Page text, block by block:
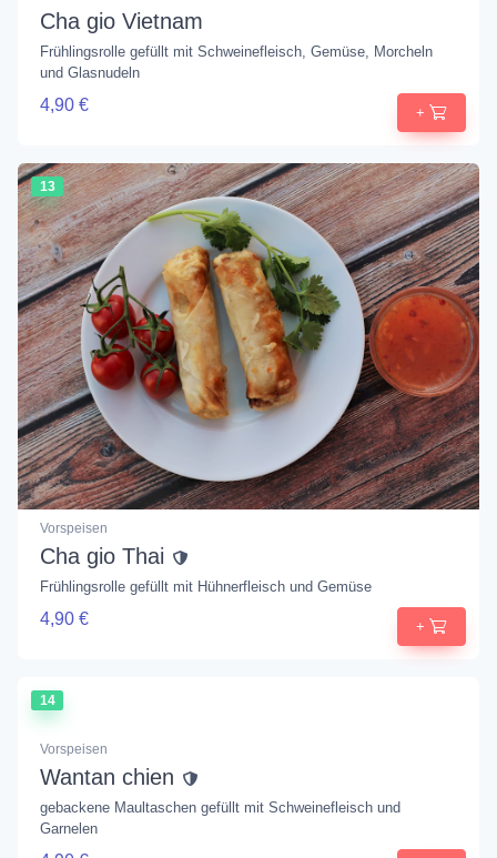
Cha gio Vietnam
Frühlingsrolle gefüllt mit Schweinefleisch, Gemüse, Morcheln
und Glasnudeln
4,90 € +
13
Vorspeisen
Cha gio Thai
Frühlingsrolle gefüllt mit Hühnerfleisch und Gemüse
4,90 € +
14
Vorspeisen
Wantan chien
gebackene Maultaschen gefüllt mit Schweinefleisch und
Garnelen